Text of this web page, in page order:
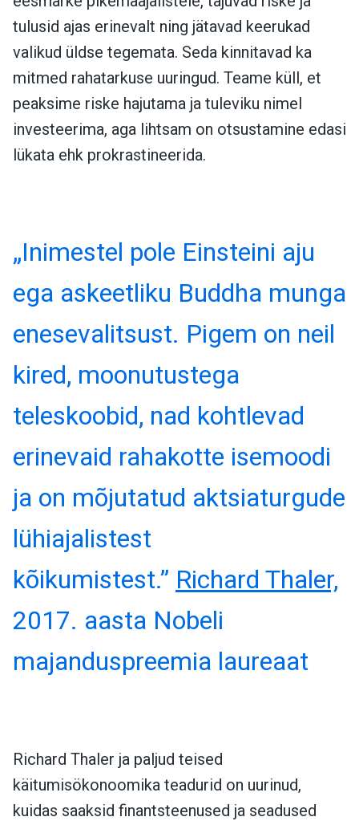
tulusid ajas erinevalt ning jätavad keerukad
valikud üldse tegemata. Seda kinnitavad ka
mitmed rahatarkuse uuringud. Teame küll, et
peaksime riske hajutama ja tuleviku nimel
investeerima, aga lihtsam on otsustamine edasi
lükata ehk prokrastineerida.
„Inimestel pole Einsteini aju
ega askeetliku Buddha munga
enesevalitsust. Pigem on neil
kired, moonutustega
teleskoobid, nad kohtlevad
erinevaid rahakotte isemoodi
ja on mõjutatud aktsiaturgude
lühiajalistest
kõikumistest.” Richard Thaler,
2017. aasta Nobeli
majanduspreemia laureaat
Richard Thaler ja paljud teised
käitumisökonoomika teadurid on uurinud,
kuidas saaksid finantsteenused ja seadused